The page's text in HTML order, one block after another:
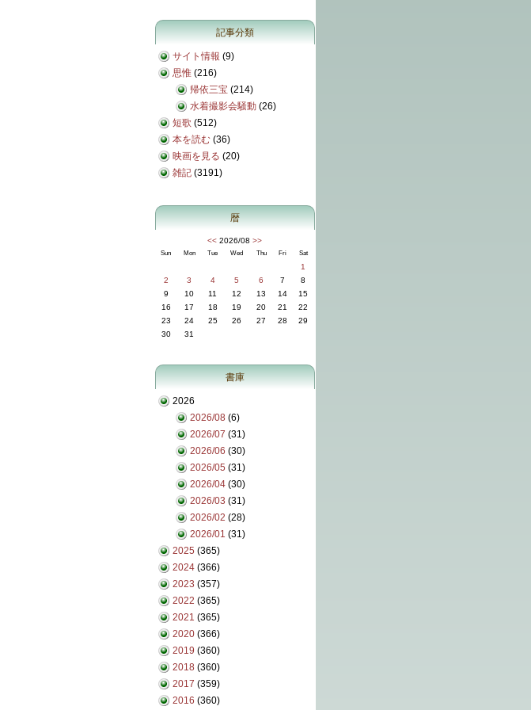
記事分類
サイト情報 (9)
思惟 (216)
帰依三宝 (214)
水着撮影会騒動 (26)
短歌 (512)
本を読む (36)
映画を見る (20)
雑記 (3191)
暦
<< 2026/08 >>
Sun Mon Tue Wed Thu Fri Sat
1
2
3 4 5 6 7
8
9
10 11 12 13 14
15
16
17 18 19 20 21
22
23
24 25 26 27 28
29
30
31
書庫
2026
2026/08 (6)
2026/07 (31)
2026/06 (30)
2026/05 (31)
2026/04 (30)
2026/03 (31)
2026/02 (28)
2026/01 (31)
2025 (365)
2024 (366)
2023 (357)
2022 (365)
2021 (365)
2020 (366)
2019 (360)
2018 (360)
2017 (359)
2016 (360)